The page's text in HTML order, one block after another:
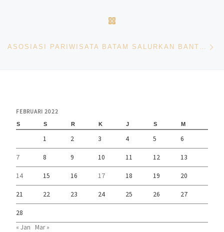
FEBRUARI 2022
S S R K J S M
1 2 3 4 5 6
7 8 9 10 11 12 13
14 15 16 17 18 19 20
21 22 23 24 25 26 27
28
« Jan
Mar »